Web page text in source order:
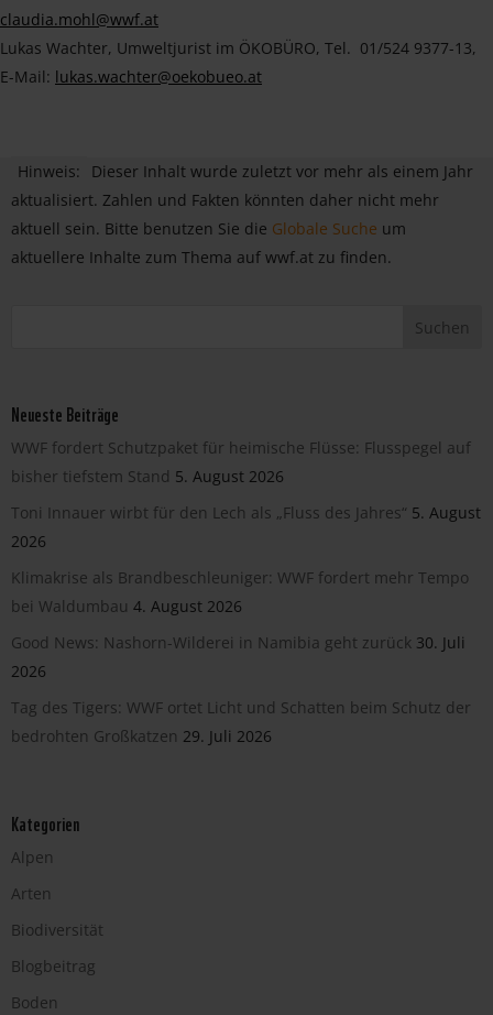
claudia.mohl@wwf.at
Lukas Wachter, Umweltjurist im ÖKOBÜRO, Tel. 01/524 9377-13,
E-Mail: lukas.wachter@oekobueo.at
Hinweis:
Dieser Inhalt wurde zuletzt vor mehr als einem Jahr
aktualisiert. Zahlen und Fakten könnten daher nicht mehr
aktuell sein. Bitte benutzen Sie die Globale Suche um
aktuellere Inhalte zum Thema auf wwf.at zu finden.
Neueste Beiträge
WWF fordert Schutzpaket für heimische Flüsse: Flusspegel auf
bisher tiefstem Stand 5. August 2026
Toni Innauer wirbt für den Lech als „Fluss des Jahres“ 5. August
2026
Klimakrise als Brandbeschleuniger: WWF fordert mehr Tempo
bei Waldumbau 4. August 2026
Good News: Nashorn-Wilderei in Namibia geht zurück 30. Juli
2026
Tag des Tigers: WWF ortet Licht und Schatten beim Schutz der
bedrohten Großkatzen 29. Juli 2026
Kategorien
Alpen
Arten
Biodiversität
Blogbeitrag
Boden